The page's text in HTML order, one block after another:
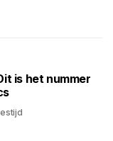
is het nummer